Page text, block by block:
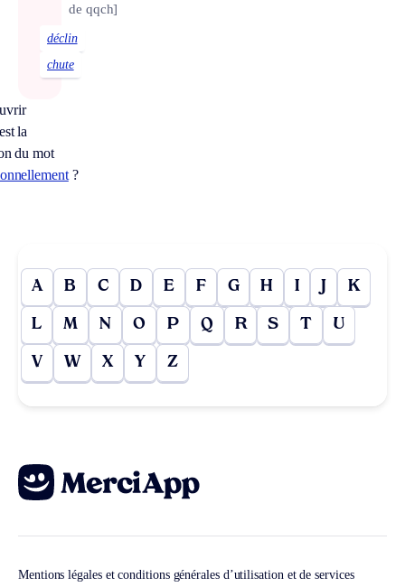
de qqch]
déclin
chute
la
du mot
?
A B C D E F G H I J K
L M N O P Q R S T U
V W X Y Z
Mentions légales et conditions générales d’utilisation et de services